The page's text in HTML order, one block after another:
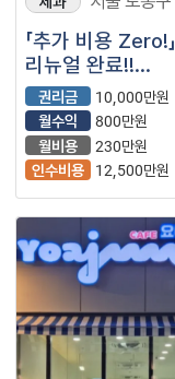
「추가 비용 Zero!」
리뉴얼 완료!!
【파리바게뜨】
권리금
10,000만원
월수익
800만원
월비용
230만원
인수비용
12,500만원